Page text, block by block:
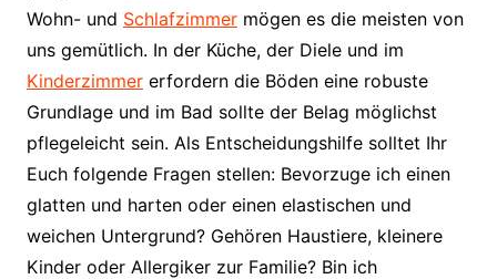
Wohn- und Schlafzimmermögen es die meisten von
uns gemütlich. In der Küche, der Diele und im
Kinderzimmererfordern die Böden eine robuste
Grundlage und im Bad sollte der Belag möglichst
pflegeleicht sein. Als Entscheidungshilfe solltet Ihr
Euch folgende Fragen stellen: Bevorzuge ich einen
glatten und harten oder einen elastischen und
weichen Untergrund? Gehören Haustiere, kleinere
Kinder oder Allergiker zur Familie? Bin ich